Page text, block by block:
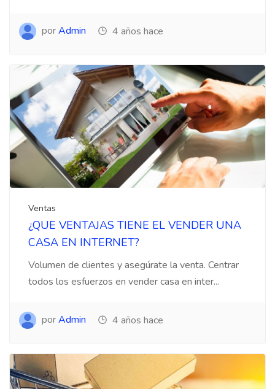
porAdmin 4 años hace
Ventas
¿QUE VENTAJAS TIENE EL VENDER UNA
CASA EN INTERNET?
Volumen de clientes y asegúrate la venta. Centrar
todos los esfuerzos en vender casa en inter...
porAdmin 4 años hace